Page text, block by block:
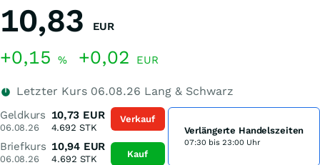
10,83 EUR
+0,15 % +0,02 EUR
Letzter Kurs 06.08.26 Lang & Schwarz
Geldkurs
06.08.26
10,73 EUR
4.692 STK
Briefkurs
06.08.26
10,94 EUR
4.692 STK
Verkauf
Kauf
Verlängerte Handelszeiten
07:30 bis 23:00 Uhr